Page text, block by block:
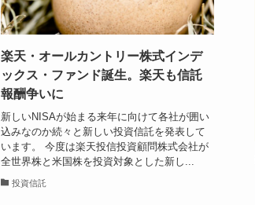
楽天・オールカントリー株式インデ
ックス・ファンド誕生。楽天も信託
報酬争いに
新しいNISAが始まる来年に向けて各社が囲い
込みなのか続々と新しい投資信託を発表して
います。 今度は楽天投信投資顧問株式会社が
全世界株と米国株を投資対象とした新し...
投資信託